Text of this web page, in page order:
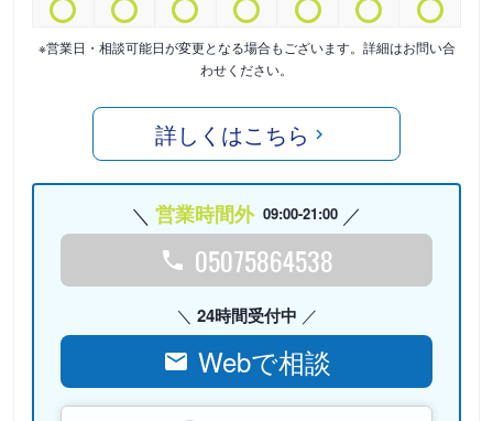
※営業日・相談可能日が変更となる場合もございます。詳細はお問い合
わせください。
詳しくはこちら
営業時間外 09:00-21:00
05075864538
24時間受付中
Webで相談